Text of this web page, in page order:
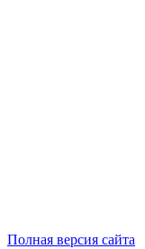
Полная версия сайта